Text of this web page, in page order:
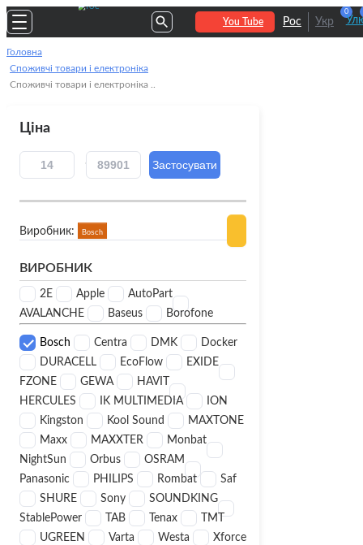
You Tube Рос Укр
0
Головна
Споживчі товари і електроніка
Споживчі товари і електроніка ..
Ціна
Виробник: Bosch
ВИРОБНИК
2E Apple
AutoPart
AVALANCHE
Baseus Borofone
Bosch Centra DMK
Docker
DURACELL
EcoFlow
EXIDE
FZONE
GEWA
HAVIT
HERCULES
IK MULTIMEDIA
ION
Kingston
Kool Sound
MAXTONE
Maxx
MAXXTER
Monbat
NightSun
Orbus
OSRAM
Panasonic
PHILIPS Rombat
Saf
SHURE
Sony
SOUNDKING
StablePower
TAB Tenax
TMT
UGREEN
Varta Westa
Xforce